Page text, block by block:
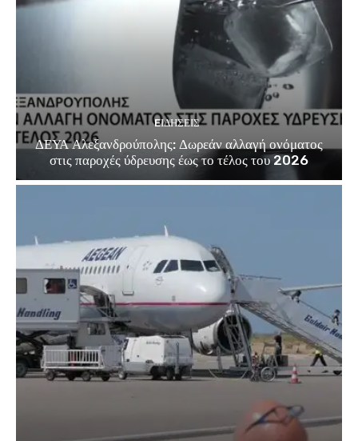
EΙΔΗΣΕΙΣ
ΔΕΥΑ Αλεξανδρούπολης: Δωρεάν αλλαγή ονόματος
στις παροχές ύδρευσης έως το τέλος του 2026